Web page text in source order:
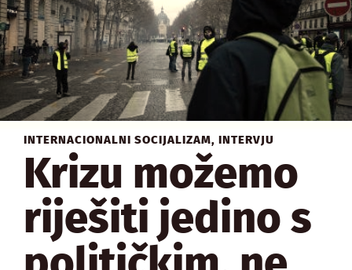
INTERNACIONALNI SOCIJALIZAM, INTERVJU
Krizu možemo
riješiti jedino s